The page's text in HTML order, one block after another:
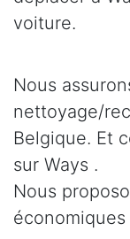
voiture.
Nous
nettoyage/
Belgique. Et
sur Ways .
Nous